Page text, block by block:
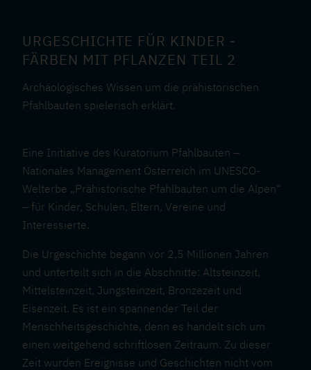
URGESCHICHTE FÜR KINDER -
FÄRBEN MIT PFLANZEN TEIL 2
Archäologisches Wissen um die prähistorischen
Pfahlbauten spielerisch erklärt.
Eine Initiative des Kuratorium Pfahlbauten –
Nationales Management Österreich im UNESCO-
Welterbe „Prähistorische Pfahlbauten um die Alpen“
– für Kinder, Schulen, Eltern, Vereine und
Interessierte.
Die Urgeschichte begann vor 2,5 Millionen Jahren
und unterteilt sich in die Abschnitte: Altsteinzeit,
Mittelsteinzeit, Jungsteinzeit, Bronzezeit und
Eisenzeit. Es ist ein spannender Teil der
Menschheitsgeschichte, denn es handelt sich um
einen weitgehend schriftlosen Zeitraum. Zu dieser
Zeit wurden Ereignisse und Geschichten nicht vom